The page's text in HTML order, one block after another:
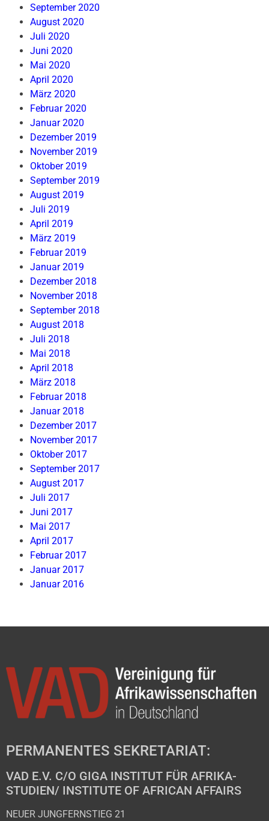
September 2020
August 2020
Juli 2020
Juni 2020
Mai 2020
April 2020
März 2020
Februar 2020
Januar 2020
Dezember 2019
November 2019
Oktober 2019
September 2019
August 2019
Juli 2019
April 2019
März 2019
Februar 2019
Januar 2019
Dezember 2018
November 2018
September 2018
August 2018
Juli 2018
Mai 2018
April 2018
März 2018
Februar 2018
Januar 2018
Dezember 2017
November 2017
Oktober 2017
September 2017
August 2017
Juli 2017
Juni 2017
Mai 2017
April 2017
Februar 2017
Januar 2017
Januar 2016
PERMANENTES SEKRETARIAT:
VAD E.V. C/O GIGA INSTITUT FÜR AFRIKA-
STUDIEN/ INSTITUTE OF AFRICAN AFFAIRS
NEUER JUNGFERNSTIEG 21